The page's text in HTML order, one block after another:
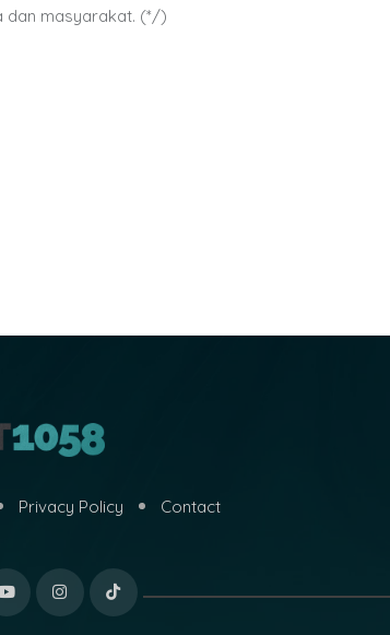
dan masyarakat. (*/)
Privacy Policy Contact